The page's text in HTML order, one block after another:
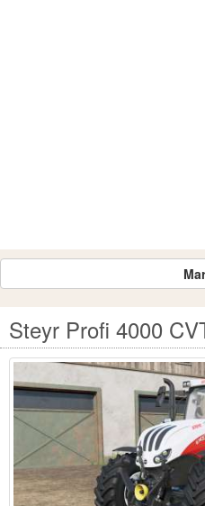
Steyr Profi 4000